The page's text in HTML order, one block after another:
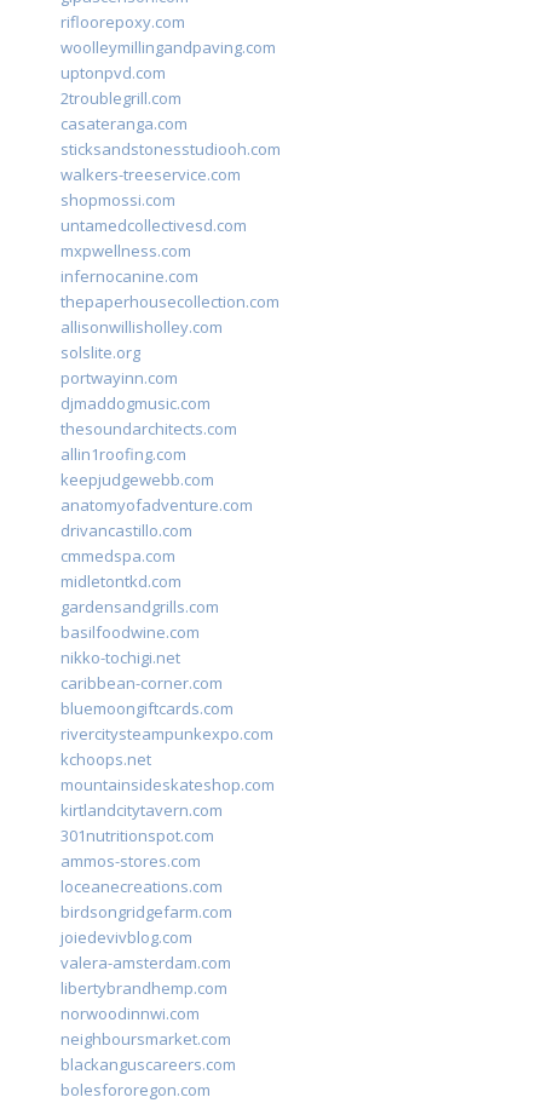
rifloorepoxy.com
woolleymillingandpaving.com
uptonpvd.com
2troublegrill.com
casateranga.com
sticksandstonesstudiooh.com
walkers-treeservice.com
shopmossi.com
untamedcollectivesd.com
mxpwellness.com
infernocanine.com
thepaperhousecollection.com
allisonwillisholley.com
solslite.org
portwayinn.com
djmaddogmusic.com
thesoundarchitects.com
allin1roofing.com
keepjudgewebb.com
anatomyofadventure.com
drivancastillo.com
cmmedspa.com
midletontkd.com
gardensandgrills.com
basilfoodwine.com
nikko-tochigi.net
caribbean-corner.com
bluemoongiftcards.com
rivercitysteampunkexpo.com
kchoops.net
mountainsideskateshop.com
kirtlandcitytavern.com
301nutritionspot.com
ammos-stores.com
loceanecreations.com
birdsongridgefarm.com
joiedevivblog.com
valera-amsterdam.com
libertybrandhemp.com
norwoodinnwi.com
neighboursmarket.com
blackanguscareers.com
bolesfororegon.com